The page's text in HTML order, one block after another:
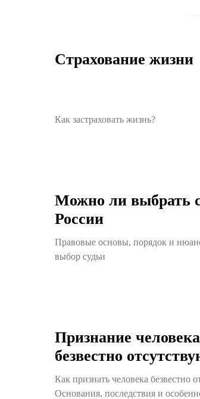
Страхование жизни
Как застраховать жизнь?
Можно ли выбрать
России
Правовые основы, порядок и
выбор судьи
Признание человека
безвестно
Как признать человека безвестно
Основания, последствия и